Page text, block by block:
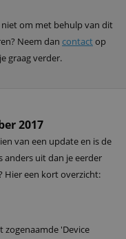
om met behulp van dit
Neem dan contactop
graag verder.
2017
van een update en is de
anders uit dan je eerder
Hier een kort overzicht:
zogenaamde 'Device